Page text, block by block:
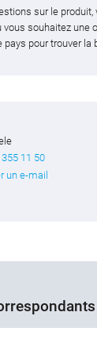
sur le produit,
vous souhaitez une
pays pour trouver la
11 50
un e-mail